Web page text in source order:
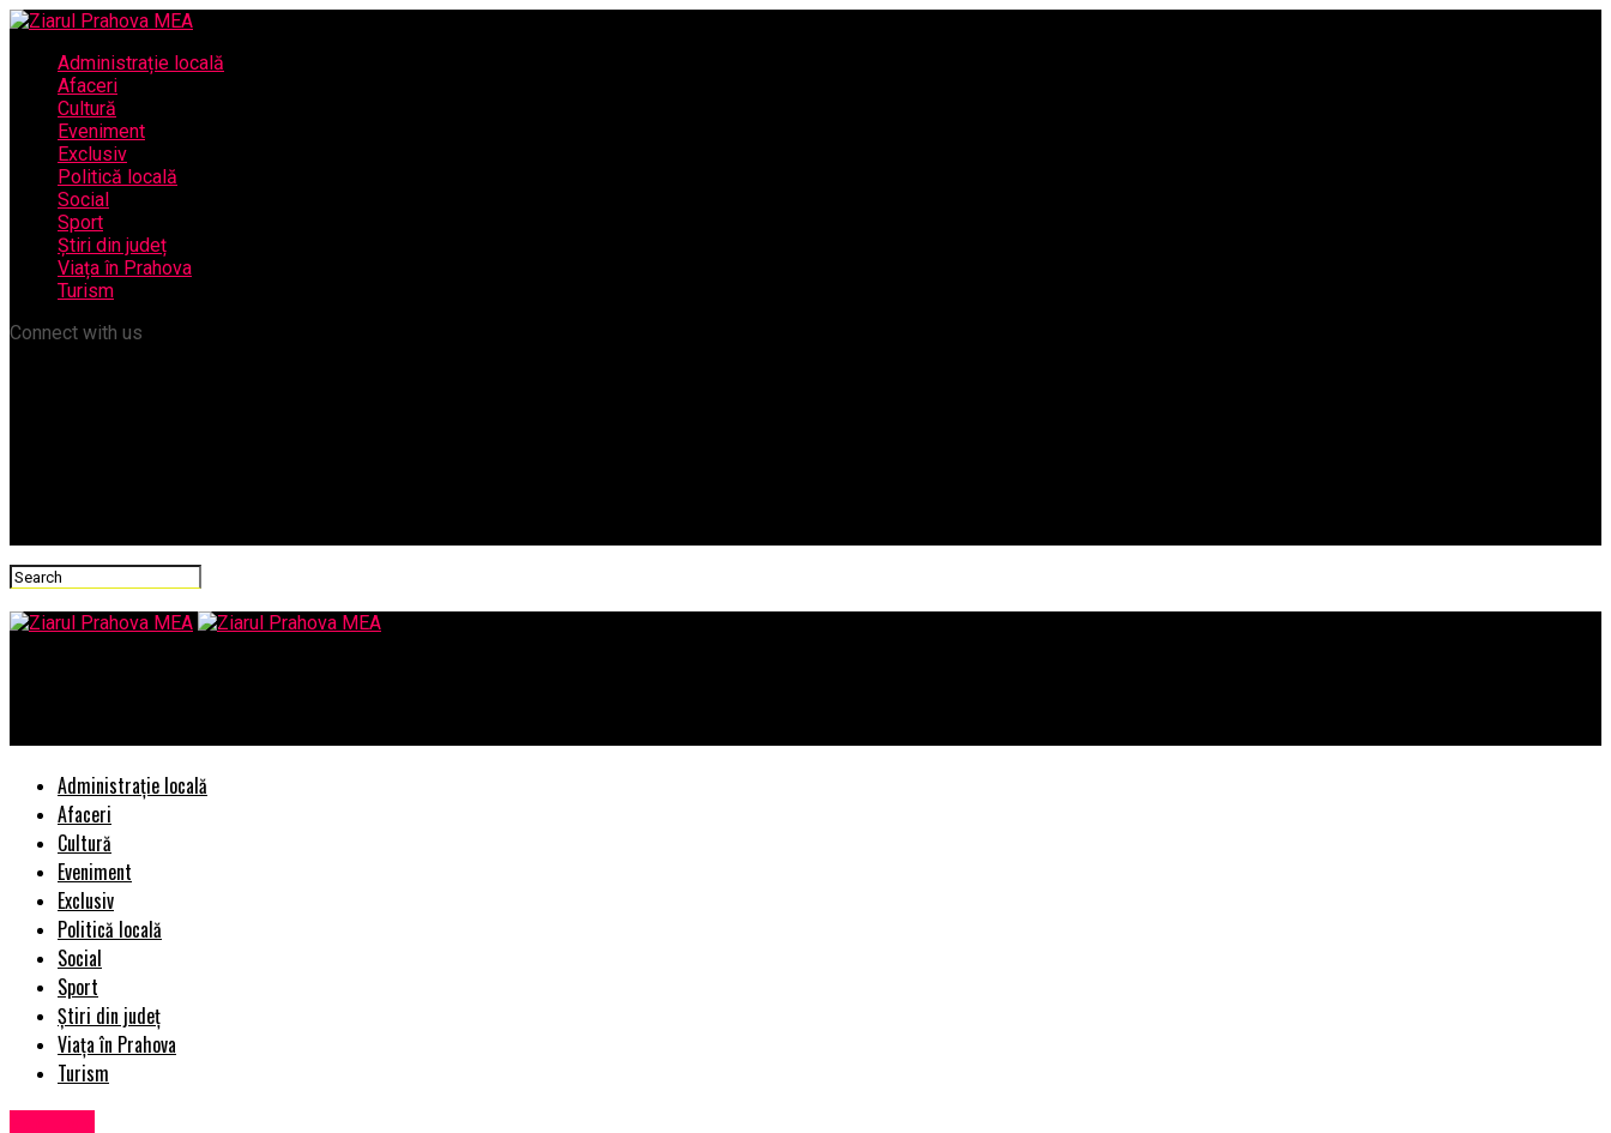
Administrație locală
Afaceri
Cultură
Eveniment
Exclusiv
Politică locală
Social
Sport
Știri din județ
Viața în Prahova
Turism
Connect with us
Administrație locală
Afaceri
Cultură
Eveniment
Exclusiv
Politică locală
Social
Sport
Știri din județ
Viața în Prahova
Turism